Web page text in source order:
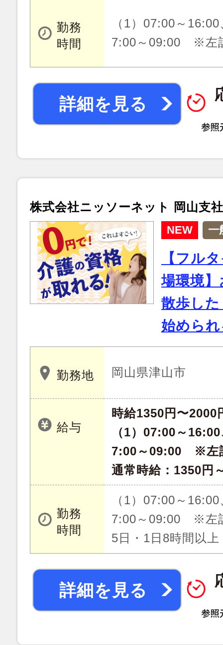
勤務
時間
（1）07:00～
7:00～09:00 ※左
詳細を見る
株式会社ニッソーネット 岡山支社
NEW 一
【フル
場環境
散歩し
始めら
勤務地 岡山県津山市
給与
時給1350円〜2000
（1）07:00～
7:00～09:00 ※左
通常時給：1350円
勤務
時間
（1）07:00～
7:00～09:00 ※左
5日・1日8時間以上
詳細を見る